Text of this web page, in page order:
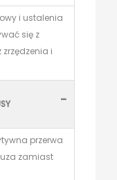
i ustalenia
się z
zrzędzenia i
-
przerwa
zamiast